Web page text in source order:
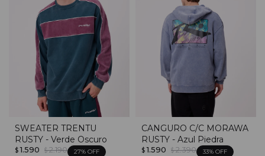
SWEATER TRENTU
RUSTY - Verde Oscuro
$ 1.590 $ 2.190 27
CANGURO C/C MORAWA
RUSTY - Azul Piedra
$ 1.590 $ 2.390 33